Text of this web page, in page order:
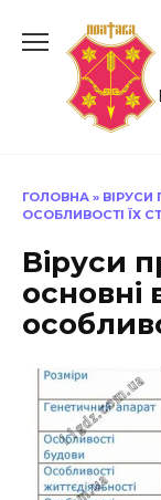
до
ГОЛОВНА » ВІРУСИ
ОСОБЛИВОСТІ ЇХ
Віруси
основні